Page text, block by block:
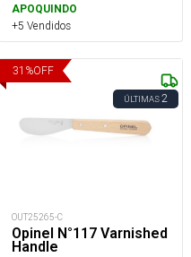
APOQUINDO
+5 Vendidos
31 %OFF
ÚLTIMAS2
OUT25265-C
Opinel N°117 Varnished
Handle